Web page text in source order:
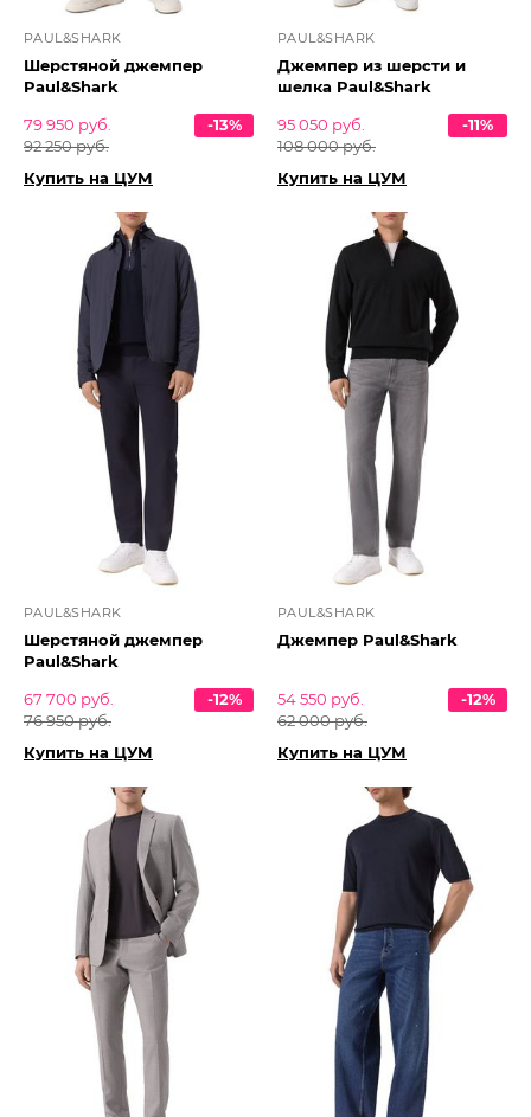
PAUL&SHARK
Шерстяной джемпер
Paul&Shark
79 950 руб.
92 250 руб.
-13%
Купить на ЦУМ
PAUL&SHARK
Джемпер из шерсти и
шелка Paul&Shark
95 050 руб.
108 000 руб.
-11%
Купить на ЦУМ
PAUL&SHARK
Шерстяной джемпер
Paul&Shark
67 700 руб.
76 950 руб.
-12%
Купить на ЦУМ
PAUL&SHARK
Джемпер Paul&Shark
54 550 руб.
62 000 руб.
-12%
Купить на ЦУМ